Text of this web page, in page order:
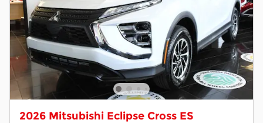
2026 Mitsubishi Eclipse Cross ES